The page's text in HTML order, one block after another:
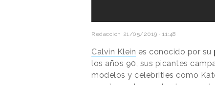
Redacción 21/05/2019 · 11:48
Calvin Klein es conocido por su
los años 90, sus picantes
modelos y celebrities como